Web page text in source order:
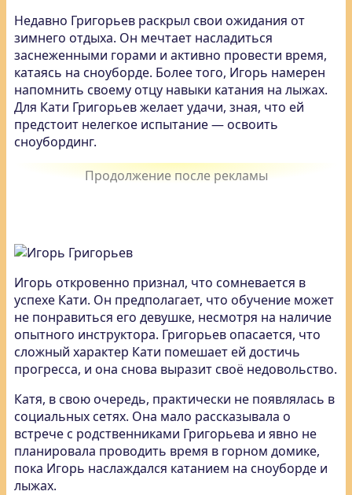
Недавно Григорьев раскрыл свои ожидания от
зимнего отдыха. Он мечтает насладиться
заснеженными горами и активно провести время,
катаясь на сноуборде. Более того, Игорь намерен
напомнить своему отцу навыки катания на лыжах.
Для Кати Григорьев желает удачи, зная, что ей
предстоит нелегкое испытание — освоить
сноубординг.
Игорь откровенно признал, что сомневается в
успехе Кати. Он предполагает, что обучение может
не понравиться его девушке, несмотря на наличие
опытного инструктора. Григорьев опасается, что
сложный характер Кати помешает ей достичь
прогресса, и она снова выразит своё недовольство.
Катя, в свою очередь, практически не появлялась в
социальных сетях. Она мало рассказывала о
встрече с родственниками Григорьева и явно не
планировала проводить время в горном домике,
пока Игорь наслаждался катанием на сноуборде и
лыжах.